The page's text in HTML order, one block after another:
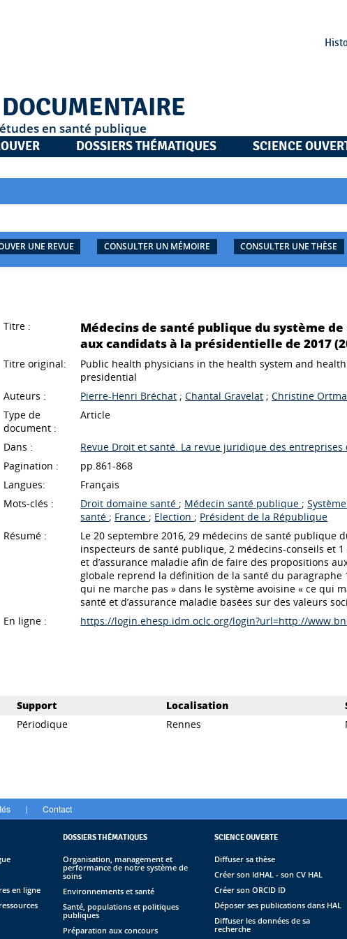
en santé publique
DOSSIERS THÉMATIQUES SCIENCE
UNE REVUE CONSULTER UN MÉMOIRE CONSULTER UNE THÈSE
Titre :
Médecins de santé publique du système
aux candidats à la présidentielle de 2017
Titre original:
Public health physicians in the health system and
presidential
Auteurs :
Pierre-Henri Bréchat ;Chantal Gravelat ;Christine
Type de
document :
Article
Dans :
Revue Droit et santé. La revue juridique des entreprises
Pagination :
pp.861-868
Langues:
Français
Mots-clés :
Droit domaine santé ; Médecin santé publique ;
santé ; France ; Election ; Président de la République
Résumé :
Le 20 septembre 2016, 29 médecins de santé publique
inspecteurs de santé publique, 2 médecins-conseils et
et d’assurance maladie afin de faire des propositions
globale reprend la définition de la santé du paragraphe
qui ne marche pas » dans le système avoisine « ce qui
santé et d’assurance maladie basées sur des valeurs
En ligne :
https://login.ehesp.idm.oclc.org/login?url=http://
Support Localisation
Périodique Rennes
| Contact
en ligne
DOSSIERS THÉMATIQUES
Organisation, management et
performance de notre système de
soins
Environnements et santé
Santé, populations et politiques
publiques
Préparation aux concours
SCIENCE OUVERTE
Diffuser sa thèse
Créer son IdHAL - son CV HAL
Créer son ORCID ID
Déposer ses publications dans HAL
Diffuser les données de sa
recherche